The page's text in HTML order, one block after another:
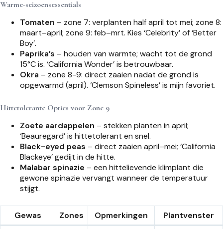
Warme-seizoensessentials
Tomaten – zone 7: verplanten half april tot mei; zone 8:
maart–april; zone 9: feb–mrt. Kies ‘Celebrity’ of ‘Better
Boy’.
Paprika’s – houden van warmte; wacht tot de grond
15°C is. ‘California Wonder’ is betrouwbaar.
Okra – zone 8-9: direct zaaien nadat de grond is
opgewarmd (april). ‘Clemson Spineless’ is mijn favoriet.
Hittetolerante Opties voor Zone 9
Zoete aardappelen – stekken planten in april;
‘Beauregard’ is hittetolerant en snel.
Black-eyed peas – direct zaaien april–mei; ‘California
Blackeye’ gedijt in de hitte.
Malabar spinazie – een hittelievende klimplant die
gewone spinazie vervangt wanneer de temperatuur
stijgt.
Gewas Zones Opmerkingen Plantvenster